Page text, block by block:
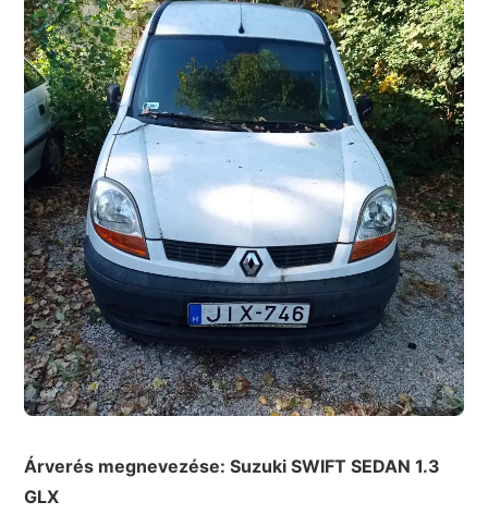
Árverés megnevezése: SuzukiSWIFT SEDAN 1.3
GLX